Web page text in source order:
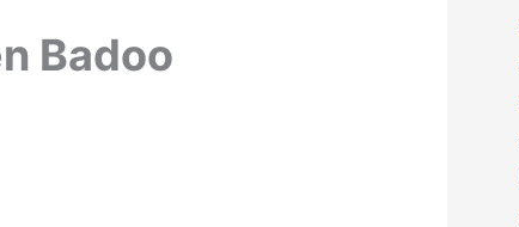
Badoo